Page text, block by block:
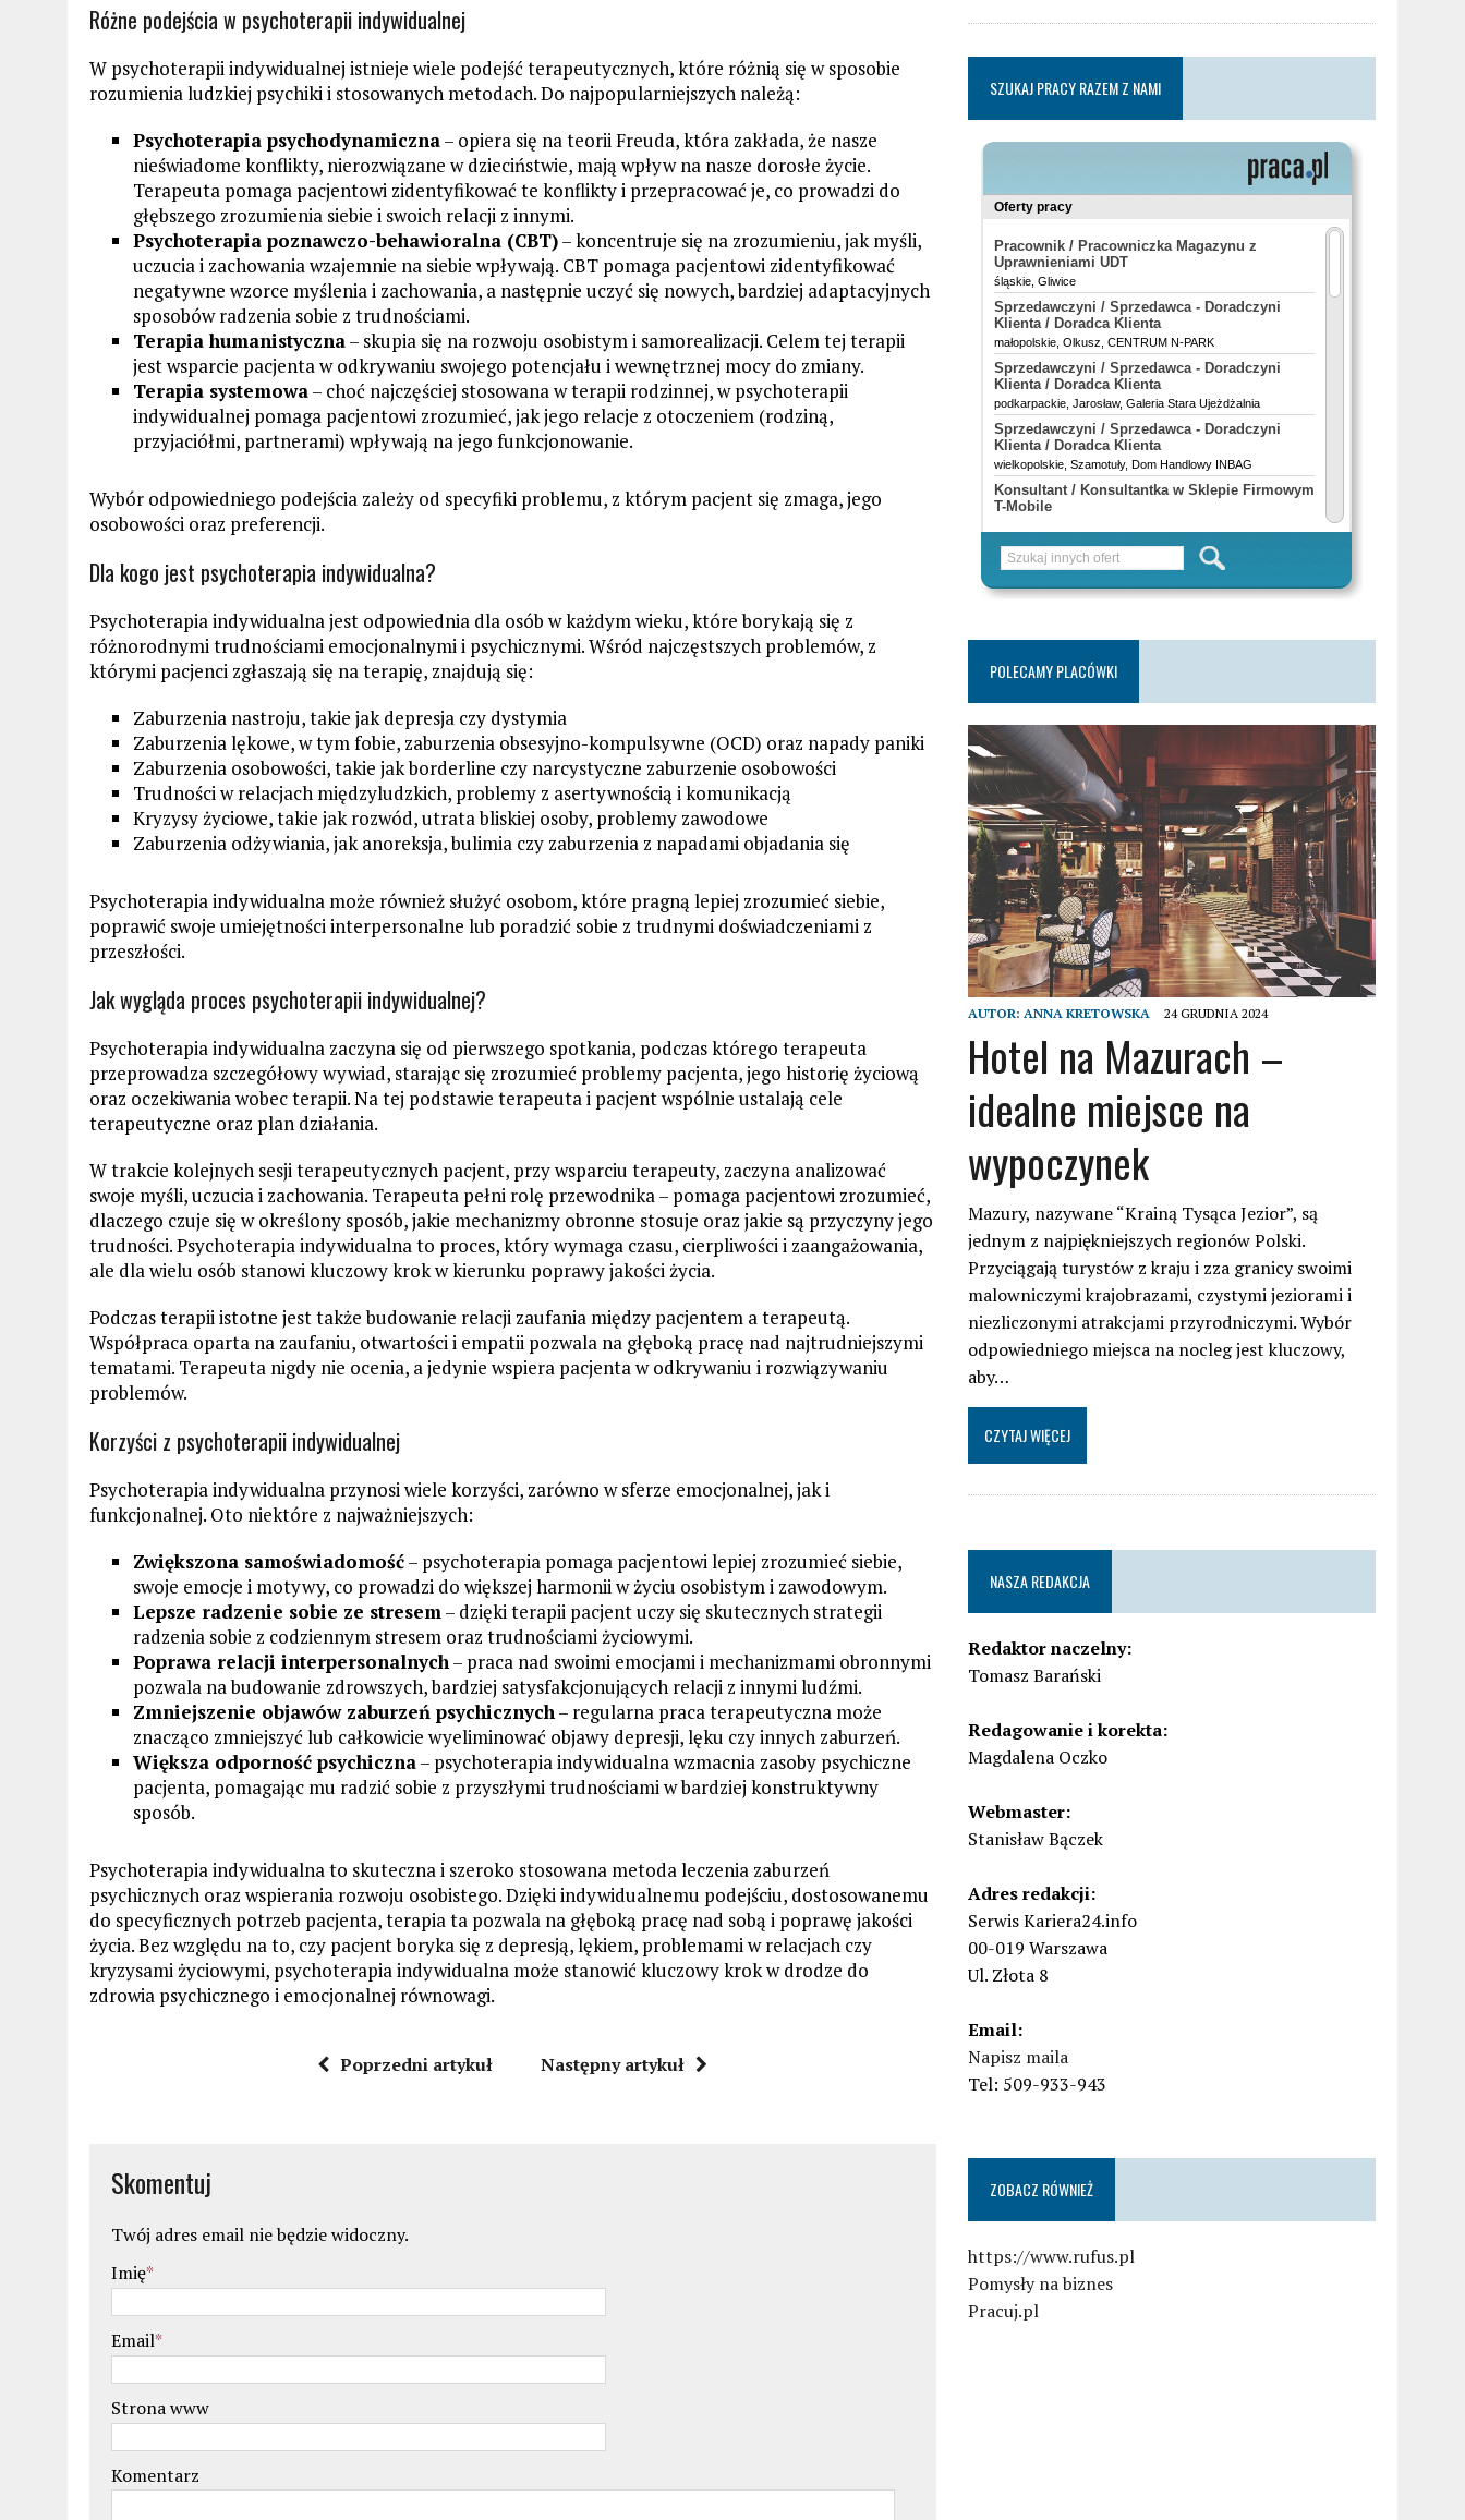
Różne podejścia w psychoterapii indywidualnej
W psychoterapii indywidualnej istnieje wiele podejść terapeutycznych, które różnią się w sposobie
rozumienia ludzkiej psychiki i stosowanych metodach. Do najpopularniejszych należą:
Psychoterapia psychodynamiczna– opiera się na teorii Freuda, która zakłada, że nasze
nieświadome konflikty, nierozwiązane w dzieciństwie, mają wpływ na nasze dorosłe życie.
Terapeuta pomaga pacjentowi zidentyfikować te konflikty i przepracować je, co prowadzi do
głębszego zrozumienia siebie i swoich relacji z innymi.
Psychoterapia poznawczo-behawioralna (CBT)– koncentruje się na zrozumieniu, jak myśli,
uczucia i zachowania wzajemnie na siebie wpływają. CBT pomaga pacjentowi zidentyfikować
negatywne wzorce myślenia i zachowania, a następnie uczyć się nowych, bardziej adaptacyjnych
sposobów radzenia sobie z trudnościami.
Terapia humanistyczna– skupia się na rozwoju osobistym i samorealizacji. Celem tej terapii
jest wsparcie pacjenta w odkrywaniu swojego potencjału i wewnętrznej mocy do zmiany.
Terapia systemowa– choć najczęściej stosowana w terapii rodzinnej, w psychoterapii
indywidualnej pomaga pacjentowi zrozumieć, jak jego relacje z otoczeniem (rodziną,
przyjaciółmi, partnerami) wpływają na jego funkcjonowanie.
Wybór odpowiedniego podejścia zależy od specyfiki problemu, z którym pacjent się zmaga, jego
osobowości oraz preferencji.
Dla kogo jest psychoterapia indywidualna?
Psychoterapia indywidualna jest odpowiednia dla osób w każdym wieku, które borykają się z
różnorodnymi trudnościami emocjonalnymi i psychicznymi. Wśród najczęstszych problemów, z
którymi pacjenci zgłaszają się na terapię, znajdują się:
Zaburzenia nastroju, takie jak depresja czy dystymia
Zaburzenia lękowe, w tym fobie, zaburzenia obsesyjno-kompulsywne (OCD) oraz napady paniki
Zaburzenia osobowości, takie jak borderline czy narcystyczne zaburzenie osobowości
Trudności w relacjach międzyludzkich, problemy z asertywnością i komunikacją
Kryzysy życiowe, takie jak rozwód, utrata bliskiej osoby, problemy zawodowe
Zaburzenia odżywiania, jak anoreksja, bulimia czy zaburzenia z napadami objadania się
Psychoterapia indywidualna może również służyć osobom, które pragną lepiej zrozumieć siebie,
poprawić swoje umiejętności interpersonalne lub poradzić sobie z trudnymi doświadczeniami z
przeszłości.
Jak wygląda proces psychoterapii indywidualnej?
Psychoterapia indywidualna zaczyna się od pierwszego spotkania, podczas którego terapeuta
przeprowadza szczegółowy wywiad, starając się zrozumieć problemy pacjenta, jego historię życiową
oraz oczekiwania wobec terapii. Na tej podstawie terapeuta i pacjent wspólnie ustalają cele
terapeutyczne oraz plan działania.
W trakcie kolejnych sesji terapeutycznych pacjent, przy wsparciu terapeuty, zaczyna analizować
swoje myśli, uczucia i zachowania. Terapeuta pełni rolę przewodnika – pomaga pacjentowi zrozumieć,
dlaczego czuje się w określony sposób, jakie mechanizmy obronne stosuje oraz jakie są przyczyny jego
trudności. Psychoterapia indywidualna to proces, który wymaga czasu, cierpliwości i zaangażowania,
ale dla wielu osób stanowi kluczowy krok w kierunku poprawy jakości życia.
Podczas terapii istotne jest także budowanie relacji zaufania między pacjentem a terapeutą.
Współpraca oparta na zaufaniu, otwartości i empatii pozwala na głęboką pracę nad najtrudniejszymi
tematami. Terapeuta nigdy nie ocenia, a jedynie wspiera pacjenta w odkrywaniu i rozwiązywaniu
problemów.
Korzyści z psychoterapii indywidualnej
Psychoterapia indywidualna przynosi wiele korzyści, zarówno w sferze emocjonalnej, jak i
funkcjonalnej. Oto niektóre z najważniejszych:
Zwiększona samoświadomość– psychoterapia pomaga pacjentowi lepiej zrozumieć siebie,
swoje emocje i motywy, co prowadzi do większej harmonii w życiu osobistym i zawodowym.
Lepsze radzenie sobie ze stresem– dzięki terapii pacjent uczy się skutecznych strategii
radzenia sobie z codziennym stresem oraz trudnościami życiowymi.
Poprawa relacji interpersonalnych– praca nad swoimi emocjami i mechanizmami obronnymi
pozwala na budowanie zdrowszych, bardziej satysfakcjonujących relacji z innymi ludźmi.
Zmniejszenie objawów zaburzeń psychicznych– regularna praca terapeutyczna może
znacząco zmniejszyć lub całkowicie wyeliminować objawy depresji, lęku czy innych zaburzeń.
Większa odporność psychiczna– psychoterapia indywidualna wzmacnia zasoby psychiczne
pacjenta, pomagając mu radzić sobie z przyszłymi trudnościami w bardziej konstruktywny
sposób.
Psychoterapia indywidualna to skuteczna i szeroko stosowana metoda leczenia zaburzeń
psychicznych oraz wspierania rozwoju osobistego. Dzięki indywidualnemu podejściu, dostosowanemu
do specyficznych potrzeb pacjenta, terapia ta pozwala na głęboką pracę nad sobą i poprawę jakości
życia. Bez względu na to, czy pacjent boryka się z depresją, lękiem, problemami w relacjach czy
kryzysami życiowymi, psychoterapia indywidualna może stanowić kluczowy krok w drodze do
zdrowia psychicznego i emocjonalnej równowagi.
Poprzedni artykuł Następny artykuł
Skomentuj
Twój adres email nie będzie widoczny.
Imię*
Email*
Strona www
Komentarz
SZUKAJ PRACY RAZEM Z NAMI
POLECAMY PLACÓWKI
AUTOR: ANNA KRETOWSKA 24 GRUDNIA 2024
Hotel na Mazurach –
idealne miejsce na
wypoczynek
Mazury, nazywane “Krainą Tysąca Jezior”, są
jednym z najpiękniejszych regionów Polski.
Przyciągają turystów z kraju i zza granicy swoimi
malowniczymi krajobrazami, czystymi jeziorami i
niezliczonymi atrakcjami przyrodniczymi. Wybór
odpowiedniego miejsca na nocleg jest kluczowy,
aby…
CZYTAJ WIĘCEJ
NASZA REDAKCJA
Redaktor naczelny:
Tomasz Barański
Redagowanie i korekta:
Magdalena Oczko
Webmaster:
Stanisław Bączek
Adres redakcji:
Serwis Kariera24.info
00-019 Warszawa
Ul. Złota 8
Email:
Napisz maila
Tel: 509-933-943
ZOBACZ RÓWNIEŻ
https://www.rufus.pl
Pomysły na biznes
Pracuj.pl